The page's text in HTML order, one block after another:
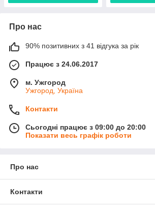
Про нас
90% позитивних з 41 відгука за рік
Працює з 24.06.2017
м. Ужгород
Ужгород, Україна
Контакти
Сьогодні працює з 09:00 до 20:00
Показати весь графік роботи
Про нас
Контакти